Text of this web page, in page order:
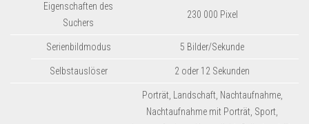
Eigenschaften des
Suchers
230 000 Pixel
Serienbildmodus 5 Bilder/Sekunde
Selbstauslöser 2 oder 12 Sekunden
Porträt, Landschaft, Nachtaufnahme,
Nachtaufnahme mit Porträt, Sport,